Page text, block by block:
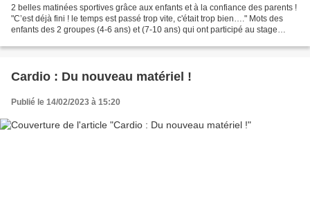
2 belles matinées sportives grâce aux enfants et à la confiance des parents !
"C’est déjà fini ! le temps est passé trop vite, c'était trop bien…." Mots des
enfants des 2 groupes (4-6 ans) et (7-10 ans) qui ont participé au stage
Cardio : Du nouveau matériel !
Publié le 14/02/2023 à 15:20